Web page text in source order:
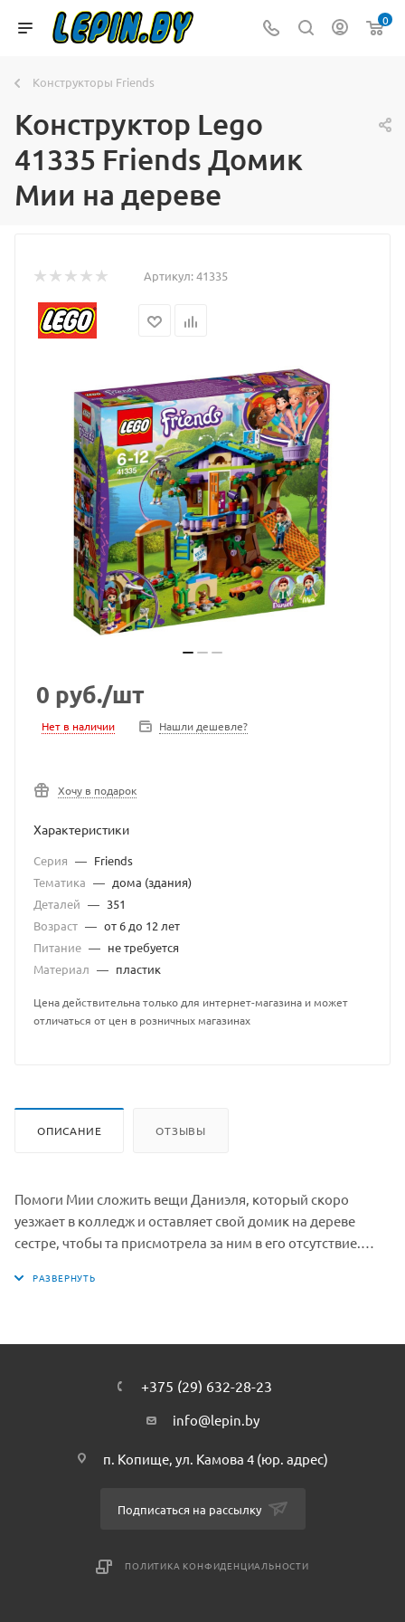
0
Конструкторы Friends
Конструктор Lego
41335 Friends Домик
Мии на дереве
Артикул:41335
0 руб./шт
Нет в наличии Нашли дешевле?
Хочу в подарок
Характеристики
Серия — Friends
Тематика — дома (здания)
Деталей — 351
Возраст — от 6 до 12 лет
Питание — не требуется
Материал — пластик
Цена действительна только для интернет-магазина и может
отличаться от цен в розничных магазинах
ОПИСАНИЕ ОТЗЫВЫ
Помоги Мии сложить вещи Даниэля, который скоро
уезжает в колледж и оставляет свой домик на дереве
сестре, чтобы та присмотрела за ним в его отсутствие.
можно делать перестановку в домике и раскладывать
фотографии. Обустройте домик для девичьих встреч и
вечеринок! — К стене прикреплена спираль, по которой
специального приспособления-карабина. Размер домика
+375 (29) 632-28-23
info@lepin.by
п. Копище, ул. Камова 4 (юр. адрес)
Подписаться на рассылку
ПОЛИТИКА КОНФИДЕНЦИАЛЬНОСТИ